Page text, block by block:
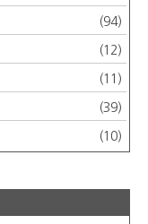
(94)
(12)
(11)
(39)
(10)